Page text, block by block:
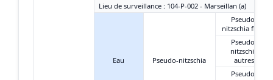
Lieu de surveillance : 104-P-002 - Marseillan (a)
Eau Pseudo-nitzschia
Pseudo-
nitzschia fines
Pseudo-
nitzschia
autres
Pseudo-